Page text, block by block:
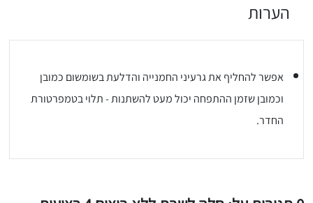
הערות
אפשר להחליף את גרעיני החמנייה והדלעת בשומשום כמובן
וכמובן שזמן ההתפחה יכול מעט להשתנות - תלוי בטמפרטורת
החדר.